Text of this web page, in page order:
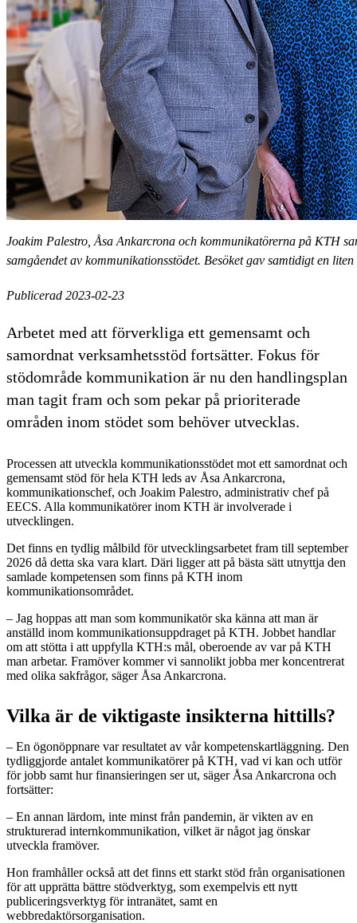
Joakim Palestro, Åsa Ankarcrona och kommunikatörerna på KTH
samgåendet av kommunikationsstödet. Besöket gav samtidigt en
Publicerad 2023-02-23
Arbetet med att förverkliga ett gemensamt och
samordnat verksamhetsstöd fortsätter. Fokus för
stödområde kommunikation är nu den handlingsplan
man tagit fram och som pekar på prioriterade
områden inom stödet som behöver utvecklas.
Processen att utveckla kommunikationsstödet mot ett samordnat och
gemensamt stöd för hela KTH leds av Åsa Ankarcrona,
kommunikationschef, och Joakim Palestro, administrativ chef på
EECS. Alla kommunikatörer inom KTH är involverade i
utvecklingen.
Det finns en tydlig målbild för utvecklingsarbetet fram till september
2026 då detta ska vara klart. Däri ligger att på bästa sätt utnyttja den
samlade kompetensen som finns på KTH inom
kommunikationsområdet.
– Jag hoppas att man som kommunikatör ska känna att man är
anställd inom kommunikationsuppdraget på KTH. Jobbet handlar
om att stötta i att uppfylla KTH:s mål, oberoende av var på KTH
man arbetar. Framöver kommer vi sannolikt jobba mer koncentrerat
med olika sakfrågor, säger Åsa Ankarcrona.
Vilka är de viktigaste insikterna hittills?
– En ögonöppnare var resultatet av vår kompetenskartläggning. Den
tydliggjorde antalet kommunikatörer på KTH, vad vi kan och utför
för jobb samt hur finansieringen ser ut, säger Åsa Ankarcrona och
fortsätter:
– En annan lärdom, inte minst från pandemin, är vikten av en
strukturerad internkommunikation, vilket är något jag önskar
utveckla framöver.
Hon framhåller också att det finns ett starkt stöd från organisationen
för att upprätta bättre stödverktyg, som exempelvis ett nytt
publiceringsverktyg för intranätet, samt en
webbredaktörsorganisation.